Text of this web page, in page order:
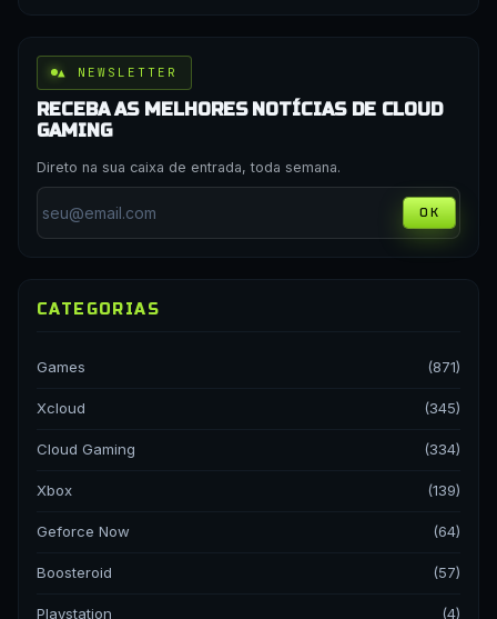
▲ NEWSLETTER
RECEBA AS MELHORES NOTÍCIAS DE CLOUD
GAMING
Direto na sua caixa de entrada, toda semana.
OK
CATEGORIAS
Games (871)
Xcloud (345)
Cloud Gaming (334)
Xbox (139)
Geforce Now (64)
Boosteroid (57)
Playstation (4)